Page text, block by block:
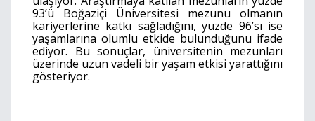
93’ü Boğaziçi Üniversitesi mezunu olmanın
kariyerlerine katkı sağladığını, yüzde 96’sı ise
yaşamlarına olumlu etkide bulunduğunu ifade
ediyor. Bu sonuçlar, üniversitenin mezunları
üzerinde uzun vadeli bir yaşam etkisi yarattığını
gösteriyor.